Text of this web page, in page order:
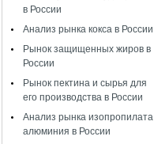
в России
Анализ рынка кокса в России
Рынок защищенных жиров в
России
Рынок пектина и сырья для
его производства в России
Анализ рынка изопропилата
алюминия в России